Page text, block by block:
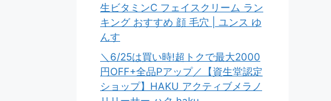
生ビタミンC フェイスクリーム ラン
キング おすすめ 顔 毛穴 | ユンス ゆ
んす
＼6/25は買い時!超トクで最大2000
円OFF+全品Pアップ／【資生堂認定
ショップ】HAKU アクティブメラノ